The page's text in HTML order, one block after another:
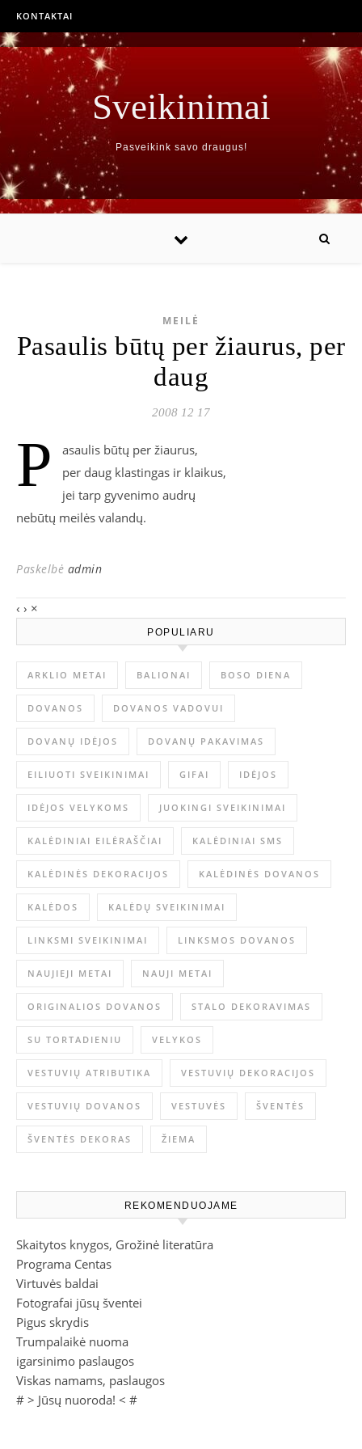
KONTAKTAI
Sveikinimai
Pasveikink savo draugus!
MEILĖ
Pasaulis būtų per žiaurus, per
daug
2008 12 17
P
asaulis būtų per žiaurus,
per daug klastingas ir klaikus,
jei tarp gyvenimo audrų
nebūtų meilės valandų.
Paskelbė admin
‹ › ×
POPULIARU
ARKLIO METAI BALIONAI BOSO DIENA
DOVANOS DOVANOS VADOVUI
DOVANŲ IDĖJOS DOVANŲ PAKAVIMAS
EILIUOTI SVEIKINIMAI GIFAI IDĖJOS
IDĖJOS VELYKOMS JUOKINGI SVEIKINIMAI
KALĖDINIAI EILĖRAŠČIAI KALĖDINIAI SMS
KALĖDINĖS DEKORACIJOS KALĖDINĖS DOVANOS
KALĖDOS KALĖDŲ SVEIKINIMAI
LINKSMI SVEIKINIMAI LINKSMOS DOVANOS
NAUJIEJI METAI NAUJI METAI
ORIGINALIOS DOVANOS STALO DEKORAVIMAS
SU TORTADIENIU VELYKOS
VESTUVIŲ ATRIBUTIKA VESTUVIŲ DEKORACIJOS
VESTUVIŲ DOVANOS VESTUVĖS ŠVENTĖS
ŠVENTĖS DEKORAS ŽIEMA
REKOMENDUOJAME
Skaitytos knygos, Grožinė literatūra
Programa Centas
Virtuvės baldai
Fotografai jūsų šventei
Pigus skrydis
Trumpalaikė nuoma
igarsinimo paslaugos
Viskas namams, paslaugos
# > Jūsų nuoroda! < #